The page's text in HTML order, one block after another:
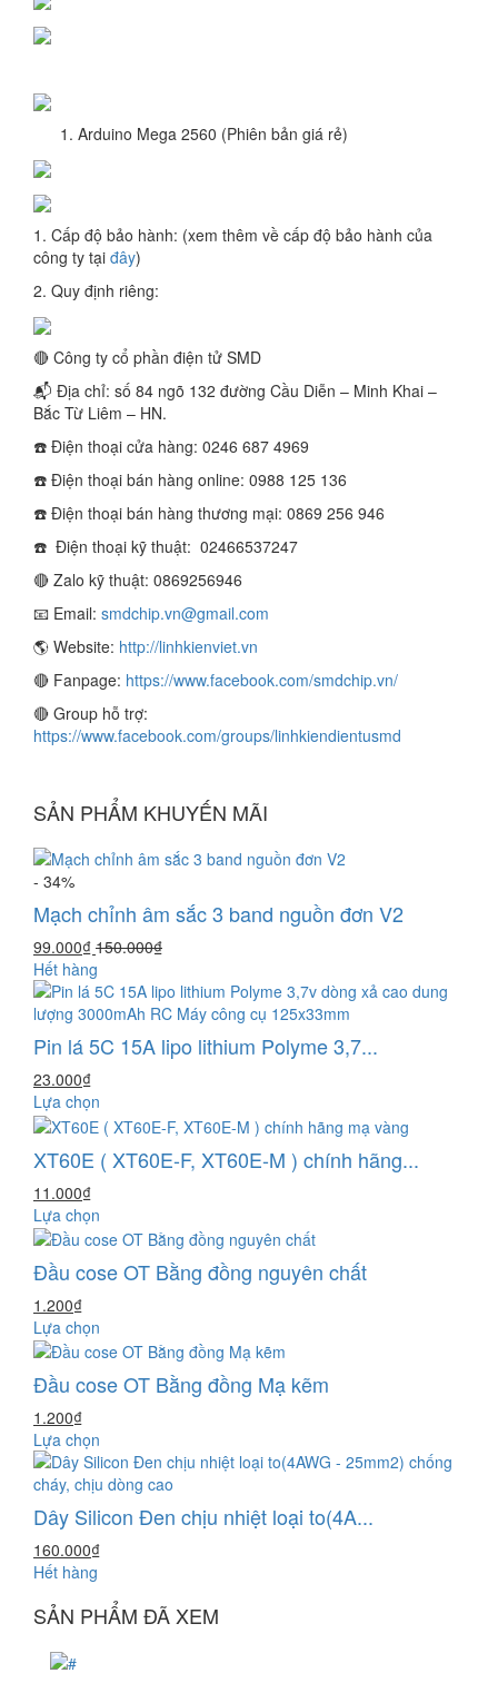
Arduino Mega 2560 (Phiên bản giá rẻ)
1. Cấp độ bảo hành: (xem thêm về cấp độ bảo hành của
công ty tại đây)
2. Quy định riêng:
🔴 Công ty cổ phần điện tử SMD
📬 Địa chỉ: số 84 ngõ 132 đường Cầu Diễn – Minh Khai –
Bắc Từ Liêm – HN.
☎️ Điện thoại cửa hàng: 0246 687 4969
☎️ Điện thoại bán hàng online: 0988 125 136
☎️ Điện thoại bán hàng thương mại: 0869 256 946
☎️ Điện thoại kỹ thuật: 02466537247
🔴 Zalo kỹ thuật: 0869256946
📧 Email: smdchip.vn@gmail.com
🌎 Website: http://linhkienviet.vn
🔴 Fanpage: https://www.facebook.com/smdchip.vn/
🔴 Group hỗ trợ:
https://www.facebook.com/groups/linhkiendientusmd
SẢN PHẨM KHUYẾN MÃI
- 34%
Mạch chỉnh âm sắc 3 band nguồn đơn V2
99.000₫ 150.000₫
Hết hàng
Pin lá 5C 15A lipo lithium Polyme 3,7...
23.000₫
Lựa chọn
XT60E ( XT60E-F, XT60E-M ) chính hãng...
11.000₫
Lựa chọn
Đầu cose OT Bằng đồng nguyên chất
1.200₫
Lựa chọn
Đầu cose OT Bằng đồng Mạ kẽm
1.200₫
Lựa chọn
Dây Silicon Đen chịu nhiệt loại to(4A...
160.000₫
Hết hàng
SẢN PHẨM ĐÃ XEM